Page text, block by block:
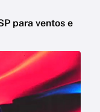
para ventos e